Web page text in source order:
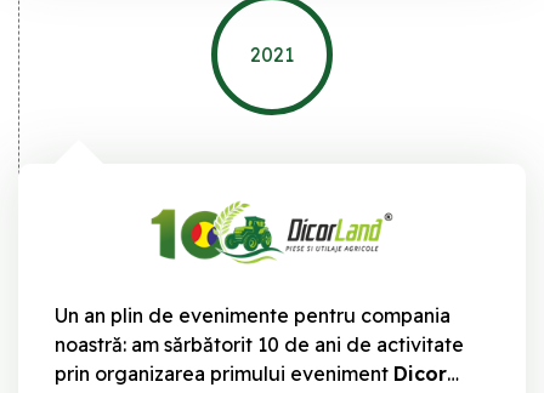
2021
Un an plin de evenimente pentru compania
noastră: am sărbătorit 10 de ani de activitate
prin organizarea primului eveniment Dicor